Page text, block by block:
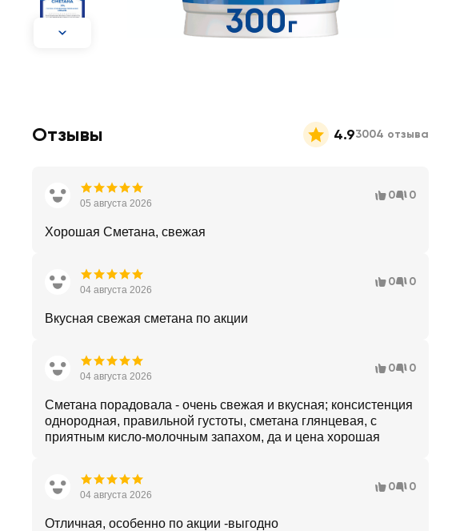
Отзывы 4.93004 отзыва
05 августа 2026
0 0
Хорошая Сметана, свежая
04 августа 2026
0 0
Вкусная свежая сметана по акции
04 августа 2026
0 0
Сметана порадовала - очень свежая и вкусная; консистенция
однородная, правильной густоты, сметана глянцевая, с
приятным кисло-молочным запахом, да и цена хорошая
04 августа 2026
0 0
Отличная, особенно по акции -выгодно